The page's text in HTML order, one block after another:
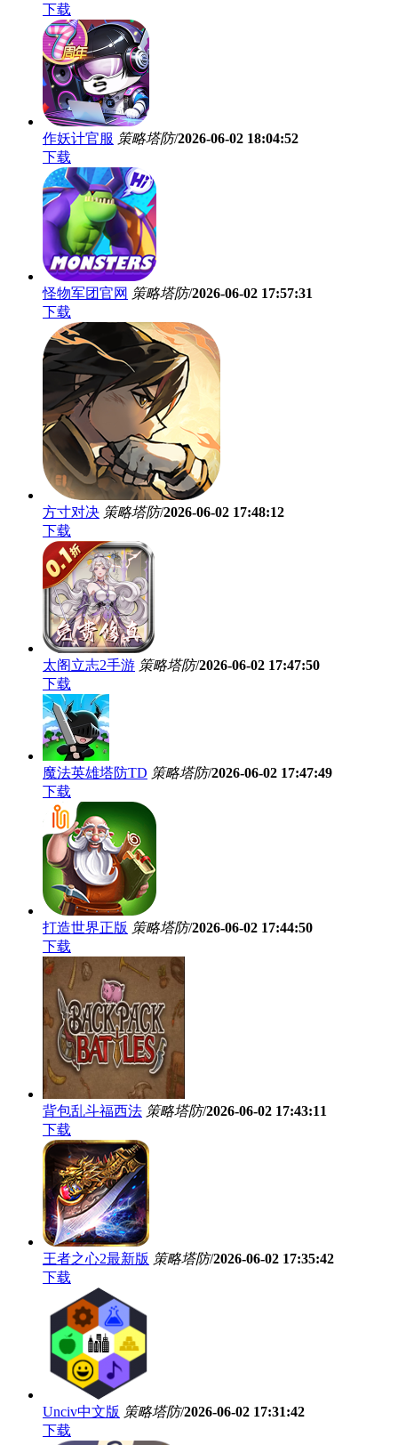
下载
作妖计官服 策略塔防/2026-06-02 18:04:52
下载
怪物军团官网 策略塔防/2026-06-02 17:57:31
下载
方寸对决 策略塔防/2026-06-02 17:48:12
下载
太阁立志2手游 策略塔防/2026-06-02 17:47:50
下载
魔法英雄塔防TD 策略塔防/2026-06-02 17:47:49
下载
打造世界正版 策略塔防/2026-06-02 17:44:50
下载
背包乱斗福西法 策略塔防/2026-06-02 17:43:11
下载
王者之心2最新版 策略塔防/2026-06-02 17:35:42
下载
Unciv中文版 策略塔防/2026-06-02 17:31:42
下载